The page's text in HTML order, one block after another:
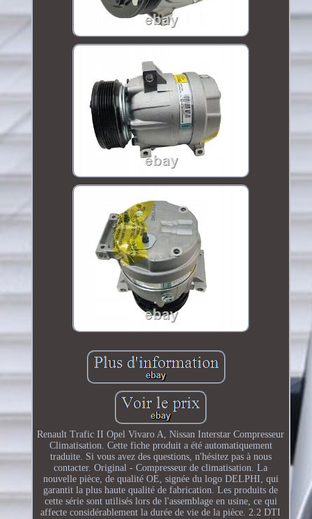
Renault Trafic II Opel Vivaro A, Nissan Interstar Compresseur
Climatisation. Cette fiche produit a été automatiquement
traduite. Si vous avez des questions, n'hésitez pas à nous
contacter. Original - Compresseur de climatisation. La
nouvelle pièce, de qualité OE, signée du logo DELPHI, qui
garantit la plus haute qualité de fabrication. Les produits de
cette série sont utilisés lors de l'assemblage en usine, ce qui
affecte considérablement la durée de vie de la pièce. 2.2 DTI